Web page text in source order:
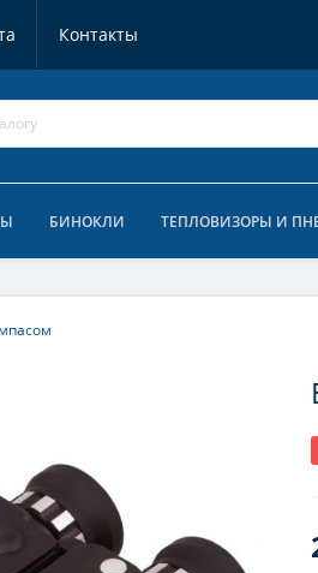
Контакты
БИНОКЛИ ТЕПЛОВИЗОРЫ И